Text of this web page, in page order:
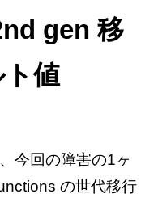
gen 移
値
今回の障害の1ヶ
の世代移行